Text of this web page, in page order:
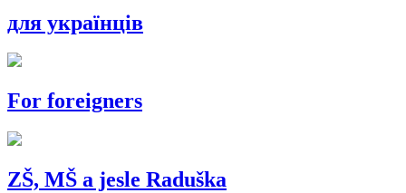
для українців
For foreigners
ZŠ, MŠ a jesle Raduška